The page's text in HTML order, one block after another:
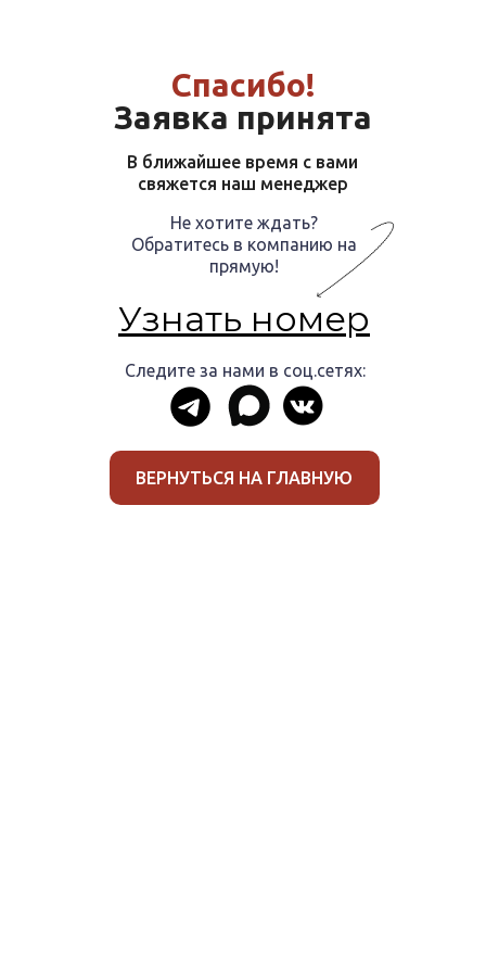
Спасибо!
Заявка принята
В ближайшее время с вами
свяжется наш менеджер
Не хотите ждать?
Обратитесь в компанию на
прямую!
Следите за нами в соц.сетях:
ВЕРНУТЬСЯ НА ГЛАВНУЮ
Узнать номер